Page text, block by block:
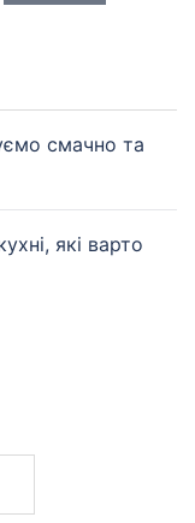
смачно та
які варто